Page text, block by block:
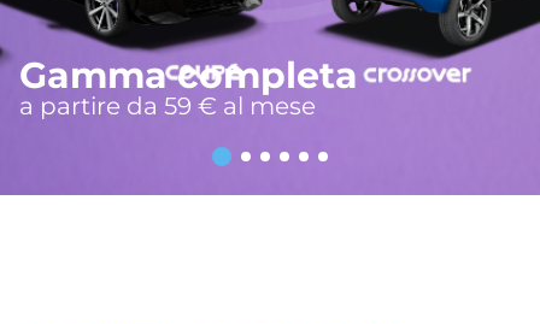
Gamma completa
a partire da 59 € al mese